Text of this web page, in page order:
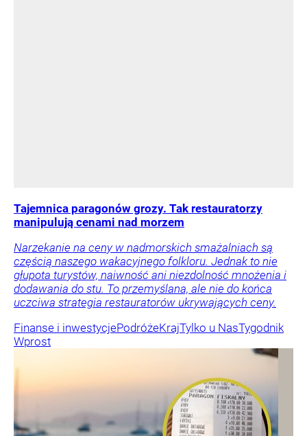
Tajemnica paragonów grozy. Tak restauratorzy
manipulują cenami nad morzem
Narzekanie na ceny w nadmorskich smażalniach są
częścią naszego wakacyjnego folkloru. Jednak to nie
głupota turystów, naiwność ani niezdolność mnożenia i
dodawania do stu. To przemyślana, ale nie do końca
uczciwa strategia restauratorów ukrywających ceny.
Finanse i inwestycjePodróżeKrajTylko u NasTygodnik
Wprost